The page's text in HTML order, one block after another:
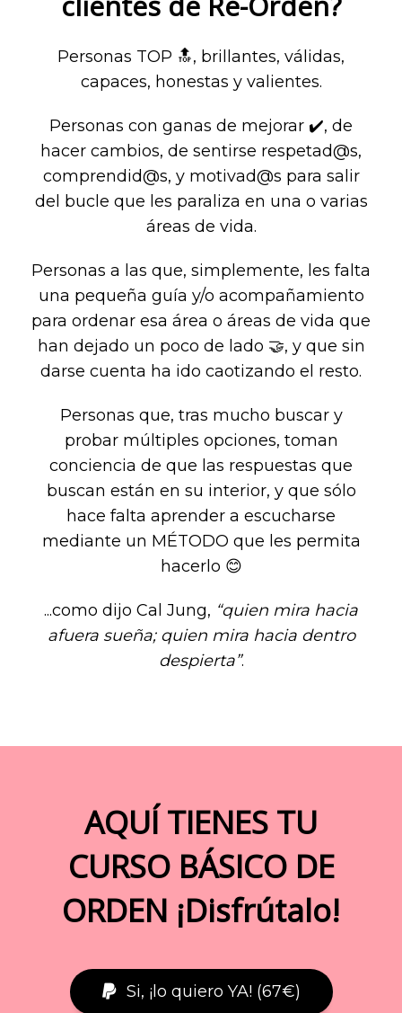
Personas TOP 🔝, brillantes, válidas,
capaces, honestas y valientes.
Personas con ganas de mejorar ✔️, de
hacer cambios, de sentirse respetad@s,
comprendid@s, y motivad@s para salir
del bucle que les paraliza en una o varias
áreas de vida.
Personas a las que, simplemente, les falta
una pequeña guía y/o acompañamiento
para ordenar esa área o áreas de vida que
han dejado un poco de lado 🤝, y que sin
darse cuenta ha ido caotizando el resto.
Personas que, tras mucho buscar y
probar múltiples opciones, toman
conciencia de que las respuestas que
buscan están en su interior, y que sólo
hace falta aprender a escucharse
mediante un MÉTODO que les permita
hacerlo 😊
...como dijo Cal Jung, “quien mira hacia
afuera sueña; quien mira hacia dentro
despierta”.
AQUÍ TIENES TU
CURSO BÁSICO DE
ORDEN ¡Disfrútalo!
Si, ¡lo quiero YA! (67€)